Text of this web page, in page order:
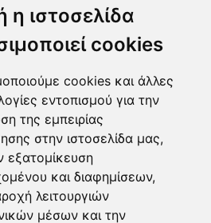
η ιστοσελίδα
cookies
cookies και άλλες
εντοπισμού για την
της εμπειρίας
στην ιστοσελίδα μας,
εξατομίκευση
και διαφημίσεων,
λειτουργιών
μέσων και την